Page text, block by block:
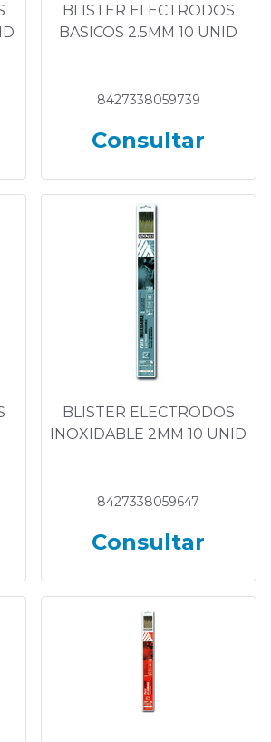
BLISTER ELECTRODOS
BASICOS 2.5MM 10 UNID
8427338059739
Consultar
BLISTER ELECTRODOS
INOXIDABLE 2MM 10 UNID
8427338059647
Consultar